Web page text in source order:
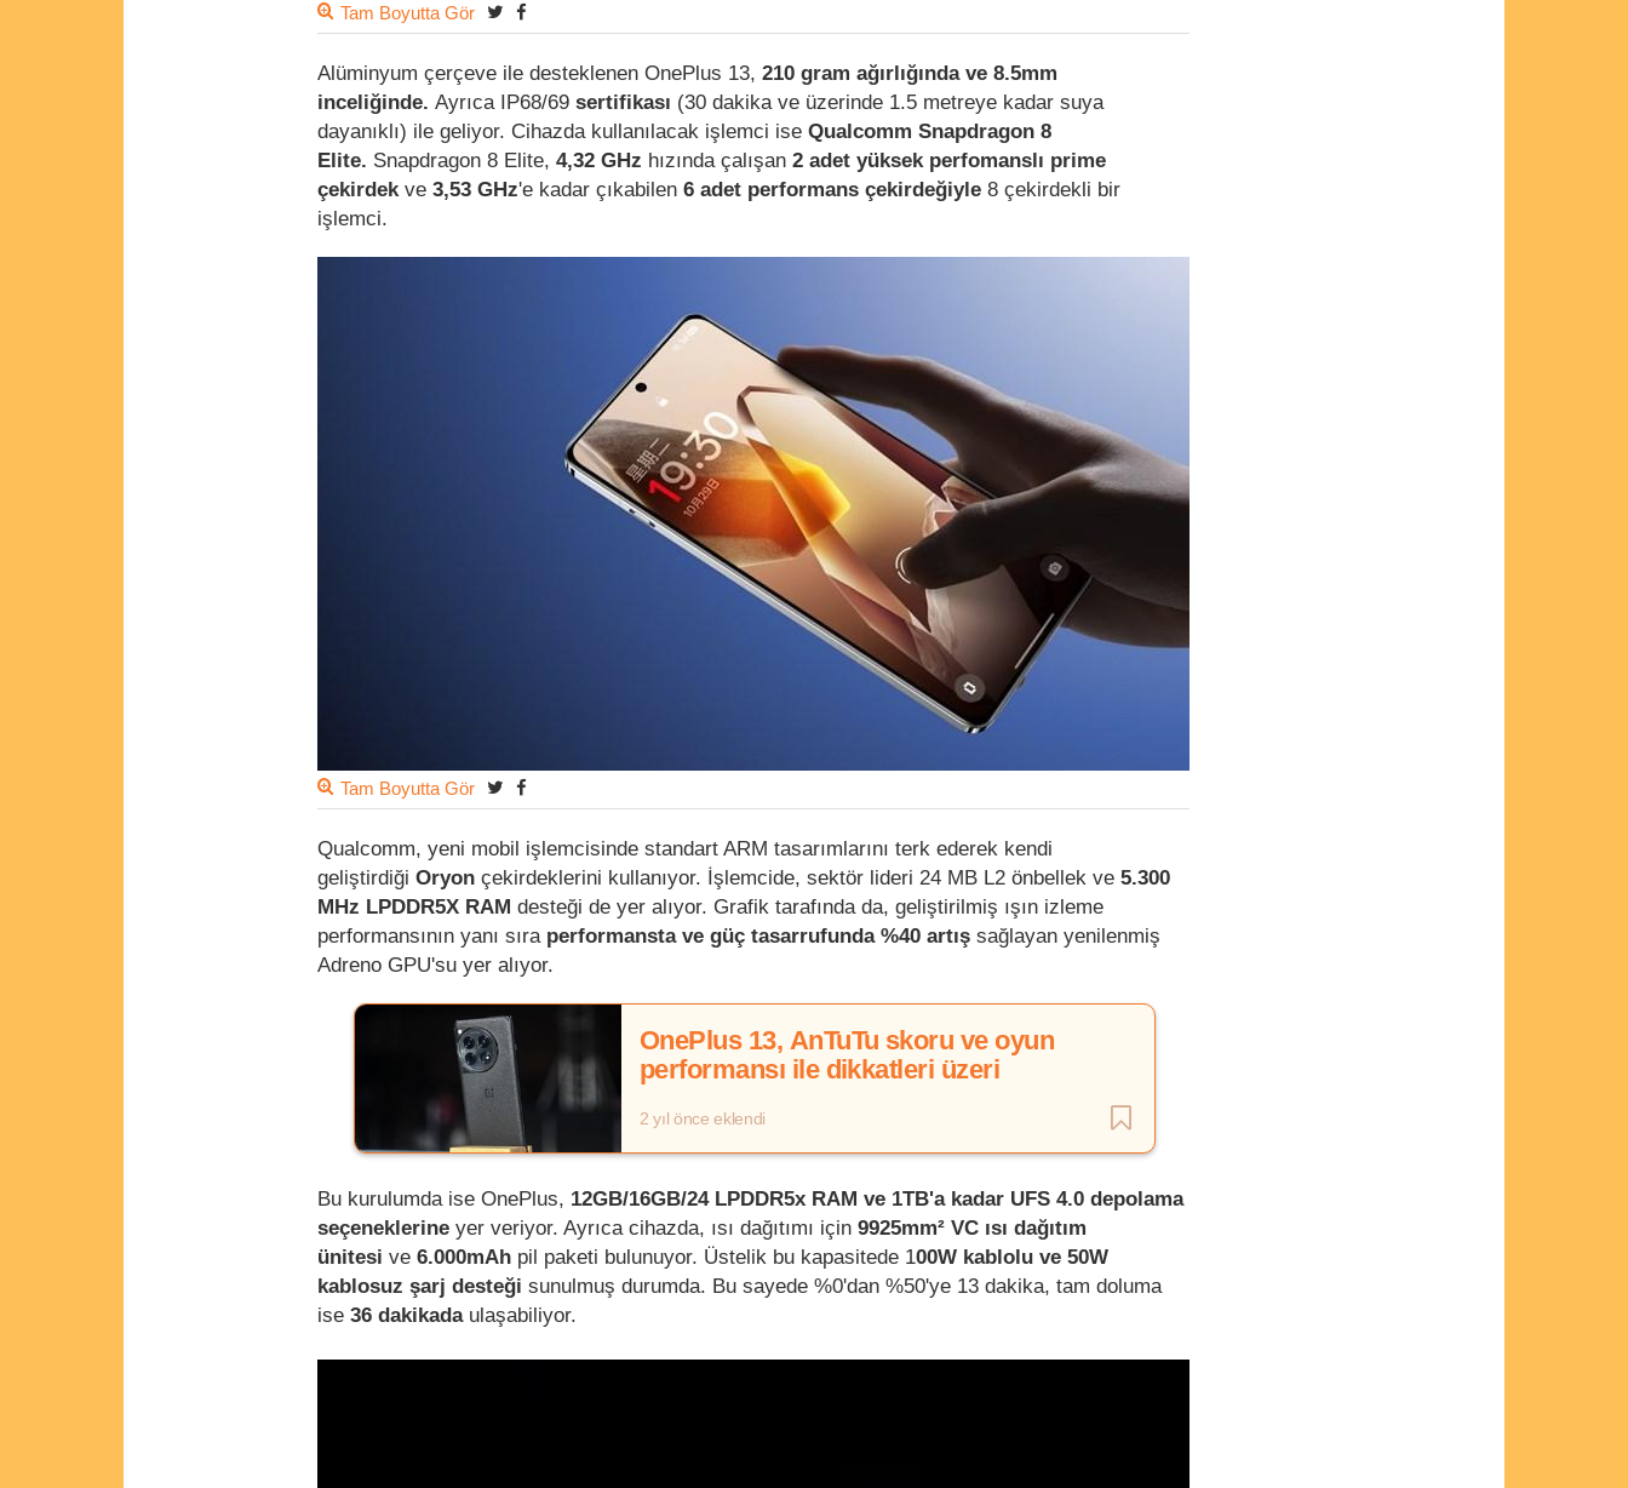
Tam Boyutta Gör
Alüminyum çerçeve ile desteklenen OnePlus 13, 210 gram ağırlığında ve 8.5mm
inceliğinde. Ayrıca IP68/69 sertifikası (30 dakika ve üzerinde 1.5 metreye kadar suya
dayanıklı) ile geliyor. Cihazda kullanılacak işlemci ise Qualcomm Snapdragon 8
Elite. Snapdragon 8 Elite, 4,32 GHz hızında çalışan 2 adet yüksek perfomanslı prime
çekirdekve 3,53 GHz'e kadar çıkabilen 6 adet performans çekirdeğiyle 8 çekirdekli bir
işlemci.
Tam Boyutta Gör
Qualcomm, yeni mobil işlemcisinde standart ARM tasarımlarını terk ederek kendi
geliştirdiği Oryon çekirdeklerini kullanıyor. İşlemcide, sektör lideri 24 MB L2 önbellek ve 5.300
MHz LPDDR5X RAM desteği de yer alıyor. Grafik tarafında da, geliştirilmiş ışın izleme
performansının yanı sıra performansta ve güç tasarrufunda %40 artış sağlayan yenilenmiş
Adreno GPU'su yer alıyor.
OnePlus 13, AnTuTu skoru ve oyun
performansı ile dikkatleri üzeri
2 yıl önce eklendi
Bu kurulumda ise OnePlus, 12GB/16GB/24 LPDDR5x RAM ve 1TB'a kadar UFS 4.0 depolama
seçeneklerine yer veriyor. Ayrıca cihazda, ısı dağıtımı için 9925mm² VC ısı dağıtım
ünitesi ve 6.000mAh pil paketi bulunuyor. Üstelik bu kapasitede 100W kablolu ve 50W
kablosuz şarj desteği sunulmuş durumda. Bu sayede %0'dan %50'ye 13 dakika, tam doluma
ise 36 dakikadaulaşabiliyor.